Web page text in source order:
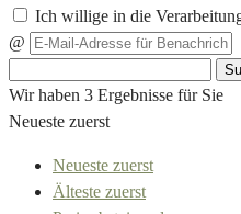
Ich willige in die
@
Wir haben 3 Ergebnisse für Sie
Neueste zuerst
Neueste zuerst
Älteste zuerst